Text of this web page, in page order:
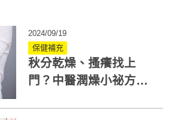
2024/09/19
保健補充
秋分乾燥、搔癢找上
門？中醫潤燥小祕方、